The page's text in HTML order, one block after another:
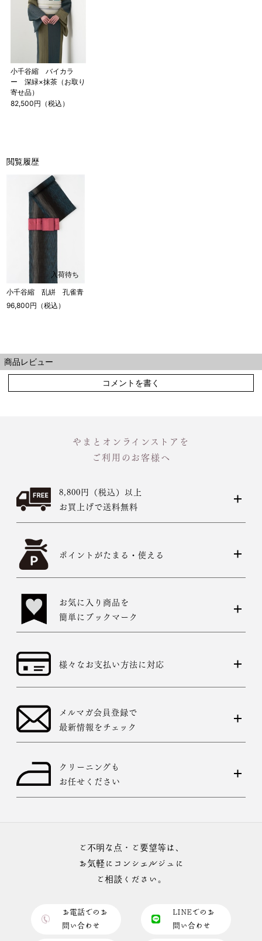
小千谷縮 バイカラ
ー 深緑×抹茶（お取り
寄せ品）
82,500円（税込）
閲覧履歴
入荷待ち
小千谷縮 乱絣 孔雀青
96,800円（税込）
商品レビュー
コメントを書く
やまとオンラインストアを
ご利用のお客様へ
8,800円（税込）以上
お買上げで送料無料
ポイントがたまる・使える
お気に入り商品を
簡単にブックマーク
様々なお支払い方法に対応
メルマガ会員登録で
最新情報をチェック
クリーニングも
お任せください
ご不明な点・ご要望等は、
お気軽にコンシェルジュに
ご相談ください。
お電話でのお
問い合わせ
LINEでのお
問い合わせ